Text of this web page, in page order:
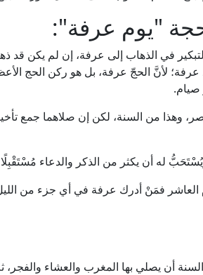
"يوم عرفة":
في الذهاب إلى عرفة، إن لم يكن قد
لأنَّ الحجّ عرفة، بل هو ركن الحج
صيام.
وهذا من السنة، لكن إن صلاهما جمع
له أن يكثر من الذكر والدعاء مُسْتَقْبِلًا
العاشر فمَنْ أدرك عرفة في أي جزء من
أن يصلي بها المغرب والعشاء والفجر،